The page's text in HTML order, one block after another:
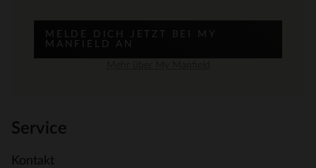
MELDE DICH JETZT BEI MY
MANFIELD AN
Service
Kontakt